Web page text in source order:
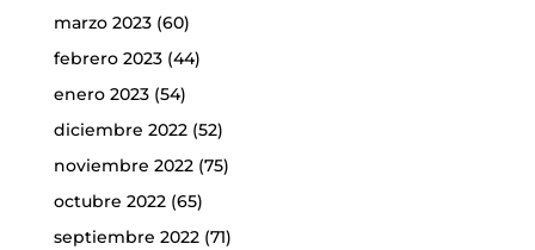
marzo 2023(60)
febrero 2023(44)
enero 2023(54)
diciembre 2022(52)
noviembre 2022(75)
octubre 2022(65)
septiembre 2022(71)